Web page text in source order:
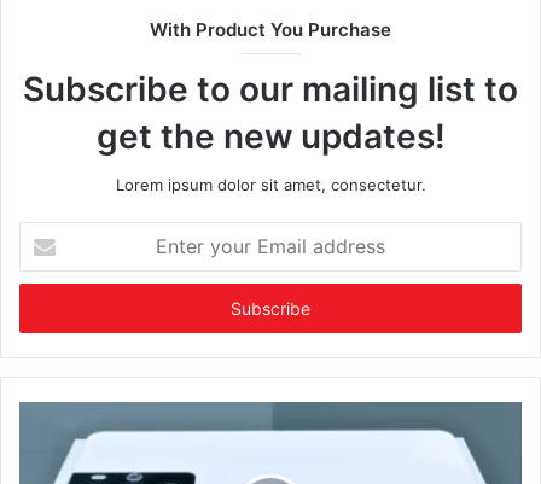
With Product You Purchase
Subscribe to our mailing list to
get the new updates!
Lorem ipsum dolor sit amet, consectetur.
your
Email